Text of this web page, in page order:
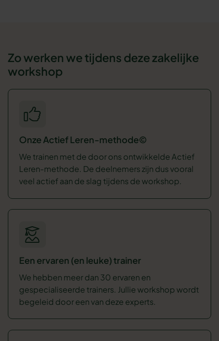
Zo werken we tijdens deze zakelijke
workshop
Onze Actief Leren-methode©
We trainen met de door ons ontwikkelde Actief
Leren-methode. De deelnemers zijn dus vooral
veel actief aan de slag tijdens de workshop.
Een ervaren (en leuke) trainer
We hebben meer dan 30 ervaren en
gespecialiseerde trainers. Jullie workshop wordt
begeleid door een van deze experts.